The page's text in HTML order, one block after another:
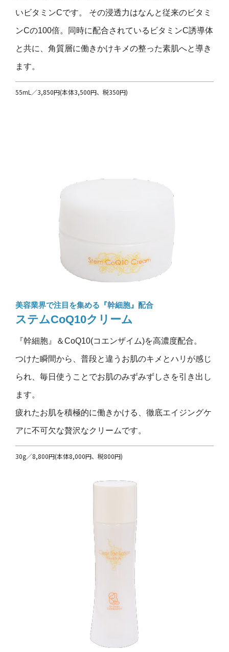
いビタミンCです。 その浸透力はなんと従来のビタミ
ンCの100倍。同時に配合されているビタミンC誘導体
と共に、角質層に働きかけキメの整った素肌へと導き
ます。
55mL／3,850円(本体3,500円、税350円)
美容業界で注目を集める『幹細胞』配合
ステムCoQ10クリーム
『幹細胞』＆CoQ10(コエンザイム)を高濃度配合。
つけた瞬間から、普段と違うお肌のキメとハリが感じ
られ、毎日使うことでお肌のみずみずしさを引き出し
ます。
疲れたお肌を積極的に働きかける、徹底エイジングケ
アに不可欠な贅沢なクリームです。
30g／8,800円(本体8,000円、税800円)